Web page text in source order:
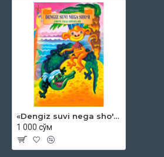
«Dengiz suvi nega sho'r?»
1 000 сўм